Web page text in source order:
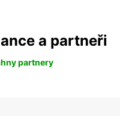
a partneři
partnery